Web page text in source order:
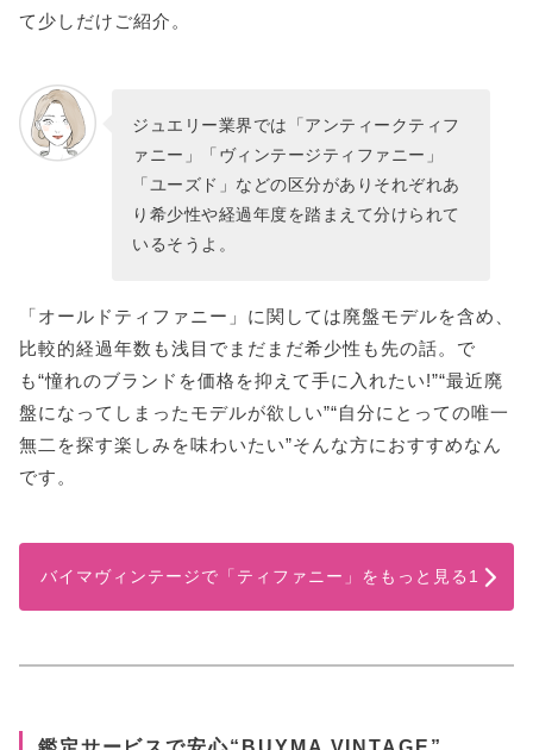
て少しだけご紹介。
ジュエリー業界では「アンティークティフ
ァニー」「ヴィンテージティファニー」
「ユーズド」などの区分がありそれぞれあ
り希少性や経過年度を踏まえて分けられて
いるそうよ。
「オールドティファニー」に関しては廃盤モデルを含め、
比較的経過年数も浅目でまだまだ希少性も先の話。で
も“憧れのブランドを価格を抑えて手に入れたい!”“最近廃
盤になってしまったモデルが欲しい”“自分にとっての唯一
無二を探す楽しみを味わいたい”そんな方におすすめなん
です。
バイマヴィンテージで「ティファニー」をもっと見る1